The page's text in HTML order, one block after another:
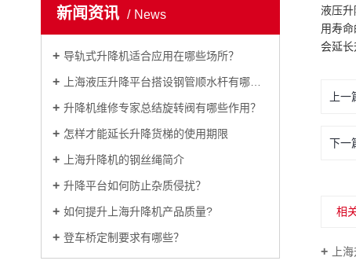
新闻资讯 News
导轨式升降机适合应用在哪些场所？
上海液压升降平台搭设钢管顺水杆有哪些注意事项？
升降机维修专家总结旋转阀有哪些作用？
怎样才能延长升降货梯的使用期限
上海升降机的钢丝绳简介
升降平台如何防止杂质侵扰？
如何提升上海升降机产品质量?
登车桥定制要求有哪些？
液压
用寿
会延长
上一
下一
相
上